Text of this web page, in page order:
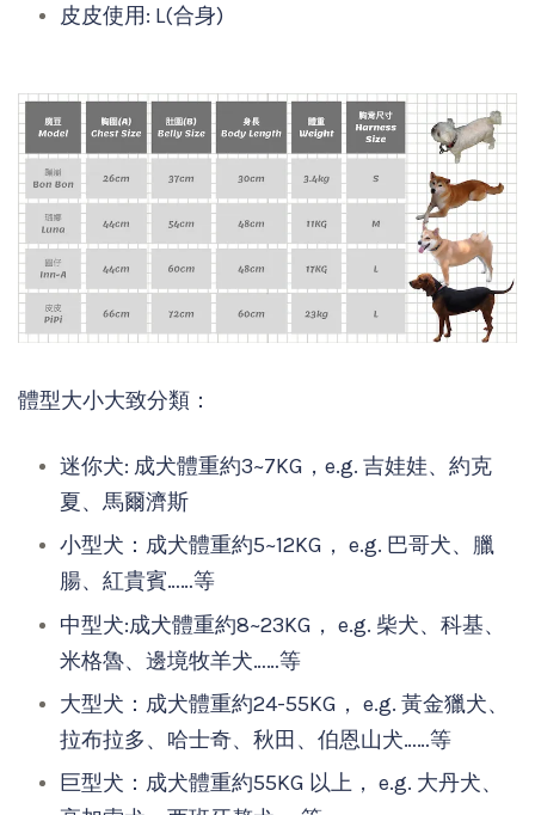
皮皮使用: L(合身)
體型大小大致分類：
迷你犬: 成犬體重約3~7KG，e.g. 吉娃娃、約克
夏、馬爾濟斯
小型犬：成犬體重約5~12KG， e.g. 巴哥犬、臘
腸、紅貴賓……等
中型犬:成犬體重約8~23KG， e.g. 柴犬、科基、
米格魯、邊境牧羊犬……等
大型犬：成犬體重約24-55KG， e.g. 黃金獵犬、
拉布拉多、哈士奇、秋田、伯恩山犬……等
巨型犬：成犬體重約55KG 以上， e.g. 大丹犬、